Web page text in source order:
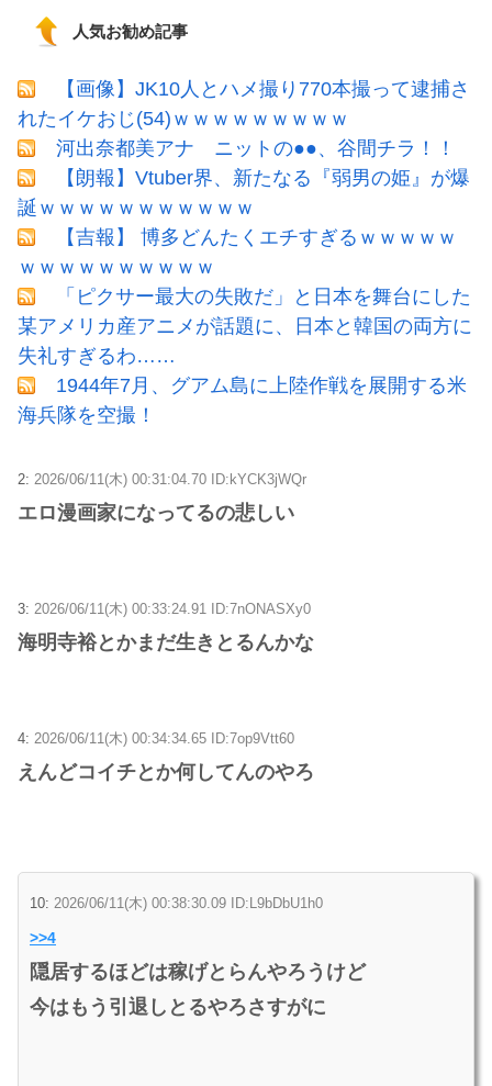
人気お勧め記事
【画像】JK10人とハメ撮り770本撮って逮捕さ
れたイケおじ(54)ｗｗｗｗｗｗｗｗｗ
河出奈都美アナ ニットの●●、谷間チラ！！
【朗報】Vtuber界、新たなる『弱男の姫』が爆
誕ｗｗｗｗｗｗｗｗｗｗｗ
【吉報】 博多どんたくエチすぎるｗｗｗｗｗ
ｗｗｗｗｗｗｗｗｗｗ
「ピクサー最大の失敗だ」と日本を舞台にした
某アメリカ産アニメが話題に、日本と韓国の両方に
失礼すぎるわ……
1944年7月、グアム島に上陸作戦を展開する米
海兵隊を空撮！
2: 2026/06/11(木) 00:31:04.70 ID:kYCK3jWQr
エロ漫画家になってるの悲しい
3: 2026/06/11(木) 00:33:24.91 ID:7nONASXy0
海明寺裕とかまだ生きとるんかな
4: 2026/06/11(木) 00:34:34.65 ID:7op9Vtt60
えんどコイチとか何してんのやろ
10: 2026/06/11(木) 00:38:30.09 ID:L9bDbU1h0
>>4
隠居するほどは稼げとらんやろうけど
今はもう引退しとるやろさすがに